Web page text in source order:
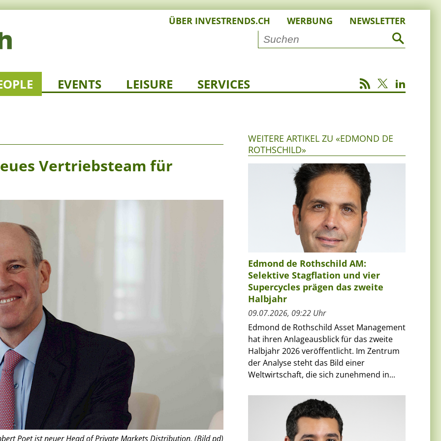
ÜBER INVESTRENDS.CH WERBUNG NEWSLETTER
EVENTS LEISURE SERVICES
Vertriebsteam für
Poet ist neuer Head of Private Markets Distribution. (Bild pd)
WEITERE ARTIKEL ZU «EDMOND DE
ROTHSCHILD»
Edmond de Rothschild AM:
Selektive Stagflation und vier
Supercycles prägen das zweite
Halbjahr
09.07.2026, 09:22 Uhr
Edmond de Rothschild Asset Management
hat ihren Anlageausblick für das zweite
Halbjahr 2026 veröffentlicht. Im Zentrum
der Analyse steht das Bild einer
Weltwirtschaft, die sich zunehmend in...